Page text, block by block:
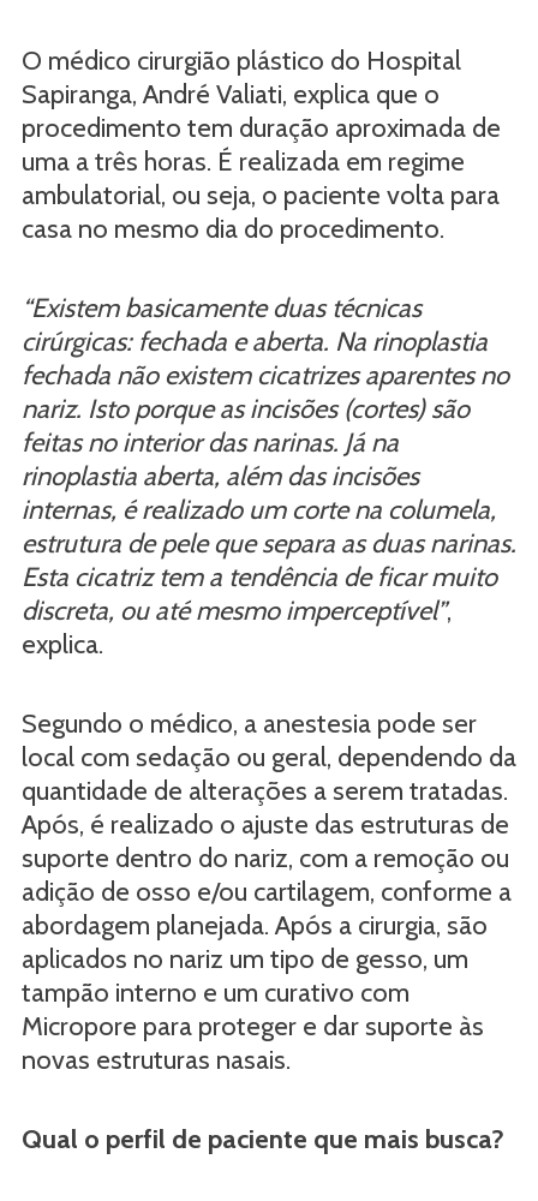
O médico cirurgião plástico do Hospital
Sapiranga, André Valiati, explica que o
procedimento tem duração aproximada de
uma a três horas. É realizada em regime
ambulatorial, ou seja, o paciente volta para
casa no mesmo dia do procedimento.
“Existem basicamente duas técnicas
cirúrgicas: fechada e aberta. Na rinoplastia
fechada não existem cicatrizes aparentes no
nariz. Isto porque as incisões (cortes) são
feitas no interior das narinas. Já na
rinoplastia aberta, além das incisões
internas, é realizado um corte na columela,
estrutura de pele que separa as duas narinas.
Esta cicatriz tem a tendência de ficar muito
discreta, ou até mesmo imperceptível”,
explica.
Segundo o médico, a anestesia pode ser
local com sedação ou geral, dependendo da
quantidade de alterações a serem tratadas.
Após, é realizado o ajuste das estruturas de
suporte dentro do nariz, com a remoção ou
adição de osso e/ou cartilagem, conforme a
abordagem planejada. Após a cirurgia, são
aplicados no nariz um tipo de gesso, um
tampão interno e um curativo com
Micropore para proteger e dar suporte às
novas estruturas nasais.
Qual o perfil de paciente que mais busca?